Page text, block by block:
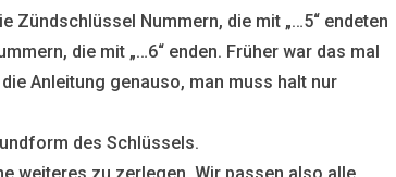
Zündschlüssel Nummern, die mit „…5“ endeten
die mit „…6“ enden. Früher war das mal
Anleitung genauso, man muss halt nur
des Schlüssels.
weiteres zu zerlegen. Wir passen also alle